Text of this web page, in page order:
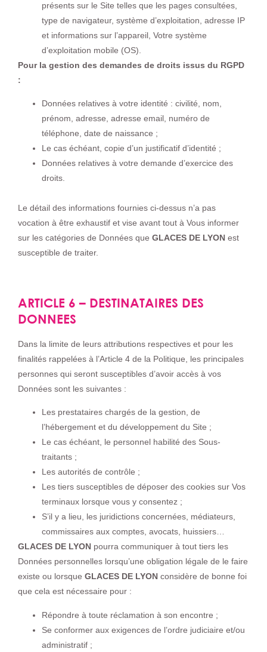
présents sur le Site telles que les pages consultées,
type de navigateur, système d’exploitation, adresse IP
et informations sur l’appareil, Votre système
d’exploitation mobile (OS).
Pour la gestion des demandes de droits issus du RGPD
:
Données relatives à votre identité : civilité, nom,
prénom, adresse, adresse email, numéro de
téléphone, date de naissance ;
Le cas échéant, copie d’un justificatif d’identité ;
Données relatives à votre demande d’exercice des
droits.
Le détail des informations fournies ci-dessus n’a pas
vocation à être exhaustif et vise avant tout à Vous informer
sur les catégories de Données que GLACES DE LYON est
susceptible de traiter.
ARTICLE 6 – DESTINATAIRES DES
DONNEES
Dans la limite de leurs attributions respectives et pour les
finalités rappelées à l’Article 4 de la Politique, les principales
personnes qui seront susceptibles d’avoir accès à vos
Données sont les suivantes :
Les prestataires chargés de la gestion, de
l’hébergement et du développement du Site ;
Le cas échéant, le personnel habilité des Sous-
traitants ;
Les autorités de contrôle ;
Les tiers susceptibles de déposer des cookies sur Vos
terminaux lorsque vous y consentez ;
S’il y a lieu, les juridictions concernées, médiateurs,
commissaires aux comptes, avocats, huissiers…
GLACES DE LYON pourra communiquer à tout tiers les
Données personnelles lorsqu’une obligation légale de le faire
existe ou lorsque GLACES DE LYON considère de bonne foi
que cela est nécessaire pour :
Répondre à toute réclamation à son encontre ;
Se conformer aux exigences de l’ordre judiciaire et/ou
administratif ;